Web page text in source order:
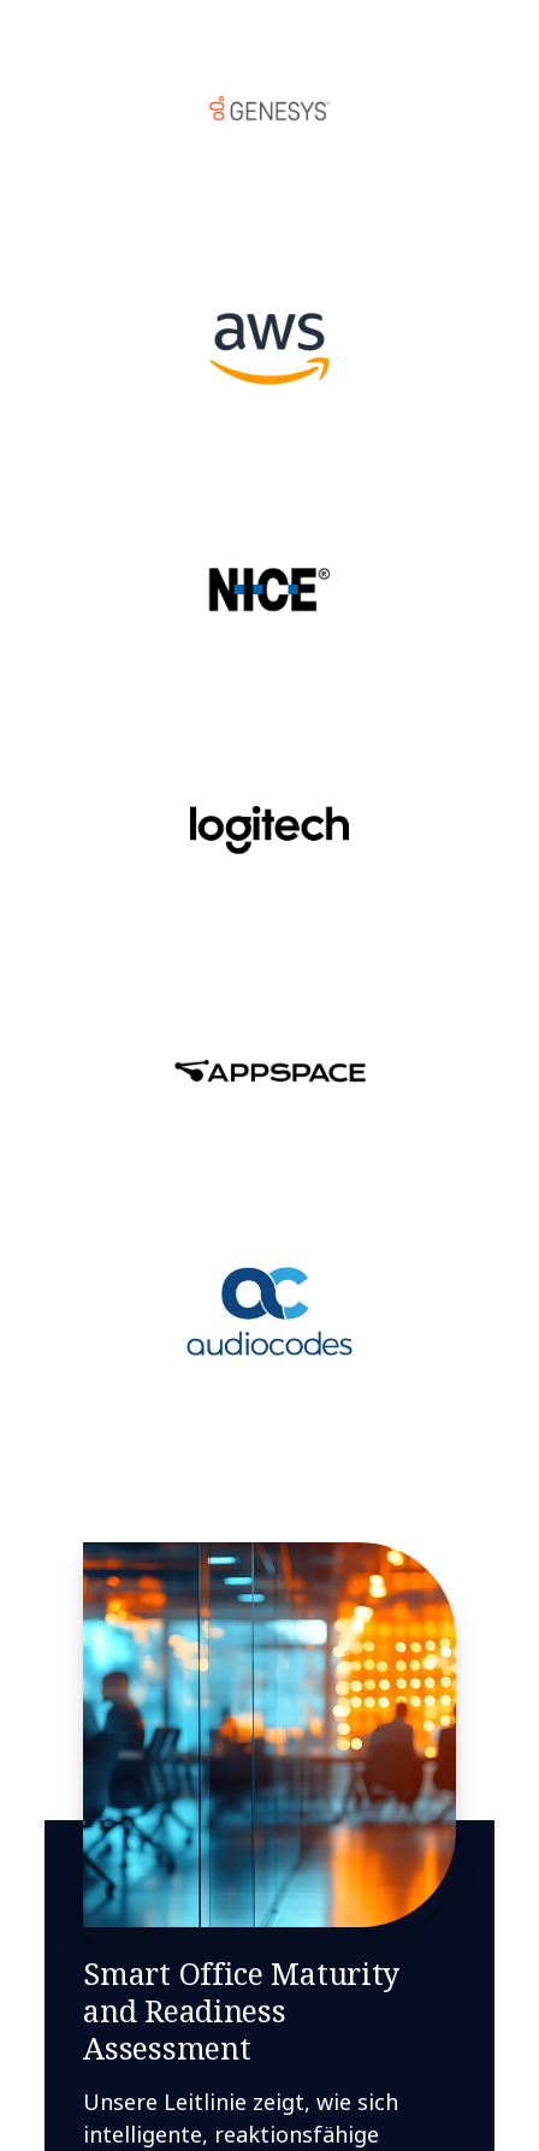
Smart Office Maturity
and Readiness
Assessment
Unsere Leitlinie zeigt, wie sich
intelligente, reaktionsfähige